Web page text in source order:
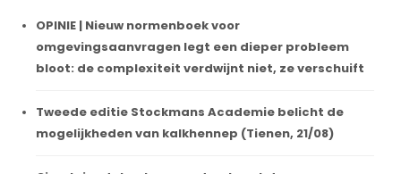
OPINIE | Nieuw normenboek voor
omgevingsaanvragen legt een dieper probleem
bloot: de complexiteit verdwijnt niet, ze verschuift
Tweede editie Stockmans Academie belicht de
mogelijkheden van kalkhennep (Tienen, 21/08)